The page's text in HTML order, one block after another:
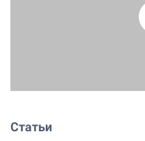
Статьи